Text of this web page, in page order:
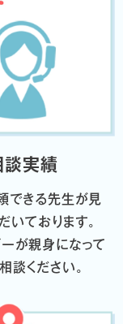
実績
できる先生が見
いております。
が親身になって
談ください。